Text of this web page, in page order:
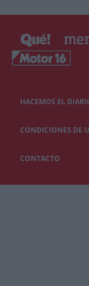
HACEMOS EL
CONDICIONES DE
CONTACTO